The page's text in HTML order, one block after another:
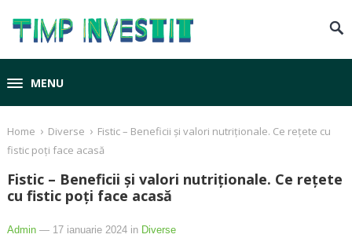
MENU
Home › Diverse › Fistic – Beneficii și valori nutriționale. Ce rețete cu
fistic poți face acasă
Fistic – Beneficii și valori nutriționale. Ce rețete
cu fistic poți face acasă
Admin — 17 ianuarie 2024 in Diverse